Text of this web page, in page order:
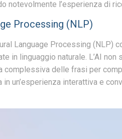
notevolmente l’esperienza di
Processing (NLP)
Language Processing (NLP)
in linguaggio naturale. L’AI
complessiva delle frasi per
un’esperienza interattiva e